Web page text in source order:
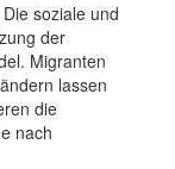
soziale und
der
Migranten
lassen
die
nach